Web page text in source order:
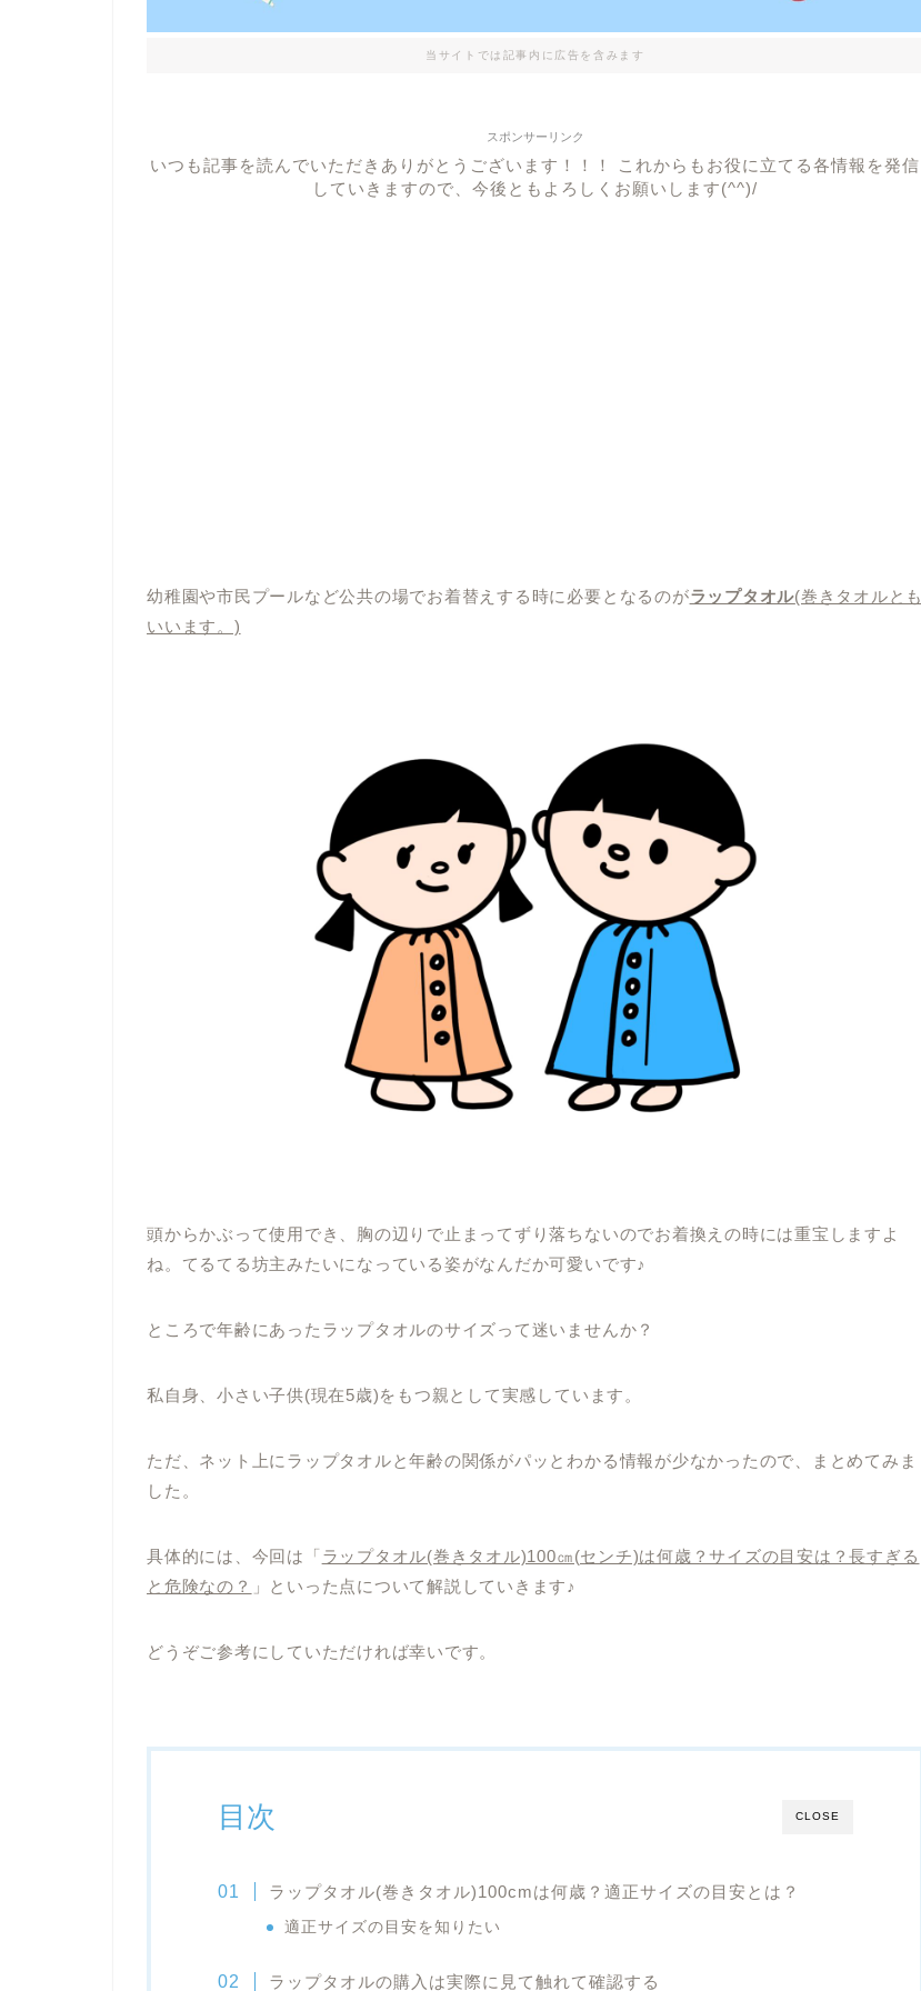
当サイトでは記事内に広告を含みます
スポンサーリンク
いつも記事を読んでいただきありがとうございます！！！ これからもお役に立てる各情報を発信
していきますので、今後ともよろしくお願いします(^^)/
幼稚園や市民プールなど公共の場でお着替えする時に必要となるのがラップタオル(巻きタオルとも
いいます。)
頭からかぶって使用でき、胸の辺りで止まってずり落ちないのでお着換えの時には重宝しますよ
ね。てるてる坊主みたいになっている姿がなんだか可愛いです♪
ところで年齢にあったラップタオルのサイズって迷いませんか？
私自身、小さい子供(現在5歳)をもつ親として実感しています。
ただ、ネット上にラップタオルと年齢の関係がパッとわかる情報が少なかったので、まとめてみま
した。
具体的には、今回は「ラップタオル(巻きタオル)100㎝(センチ)は何歳？サイズの目安は？長すぎる
と危険なの？ 」といった点について解説していきます♪
どうぞご参考にしていただければ幸いです。
CLOSE
目次
ラップタオル(巻きタオル)100cmは何歳？適正サイズの目安とは？
適正サイズの目安を知りたい
ラップタオルの購入は実際に見て触れて確認する